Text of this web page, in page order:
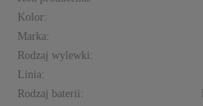
Kolor:
Marka:
Rodzaj wylewki:
Linia:
Rodzaj baterii: